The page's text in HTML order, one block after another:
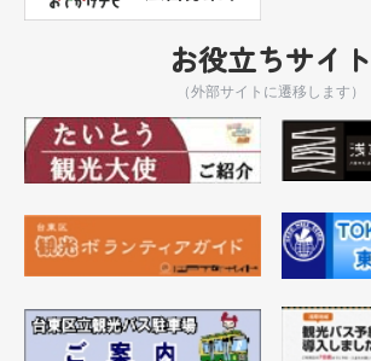
お役立ちサイト
（外部サイトに遷移します）